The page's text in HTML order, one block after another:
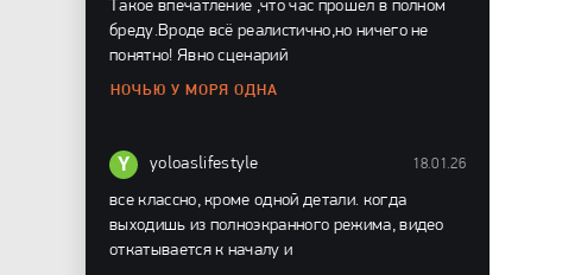
Такое впечатление ,что час прошёл в полном
бреду.Вроде всё реалистично,но ничего не
понятно! Явно сценарий
НОЧЬЮ У МОРЯ ОДНА
Y yoloaslifestyle 18.01.26
все классно, кроме одной детали. когда
выходишь из полноэкранного режима, видео
откатывается к началу и